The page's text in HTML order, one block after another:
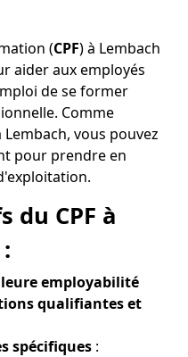
(CPF) à Lembach
aider aux employés
de se former
Comme
vous pouvez
pour prendre en
du CPF à
employabilité
qualifiantes et
spécifiques :